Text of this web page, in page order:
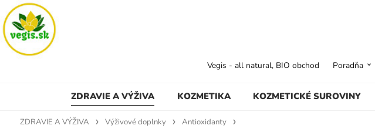
ZDRAVIE A VÝŽIVA KOZMETIKA KOZMETICKÉ SUROVINY
Vegis - all natural, BIO obchod Poradňa
ZDRAVIE A VÝŽIVA Výživové doplnky Antioxidanty